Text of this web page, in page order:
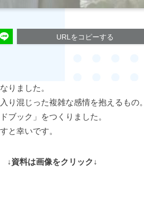
URLをコピーする
りました。
り混じった複雑な感情を抱えるもの。
ブック」をつくりました。
と幸いです。
↓資料は画像をクリック↓